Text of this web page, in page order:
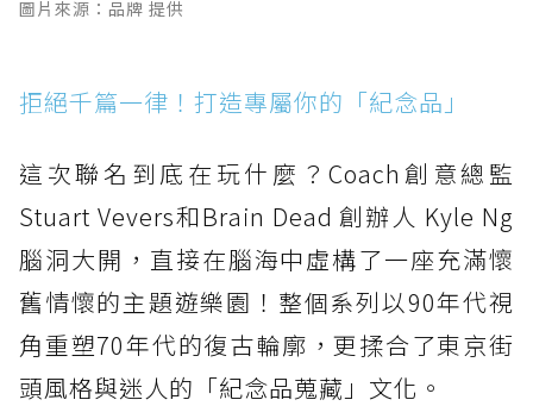
圖片來源：品牌 提供
拒絕千篇一律！打造專屬你的「紀念品」
這次聯名到底在玩什麼？Coach創意總監
Stuart Vevers和Brain Dead 創辦人 Kyle Ng
腦洞大開，直接在腦海中虛構了一座充滿懷
舊情懷的主題遊樂園！整個系列以90年代視
角重塑70年代的復古輪廓，更揉合了東京街
頭風格與迷人的「紀念品蒐藏」文化。